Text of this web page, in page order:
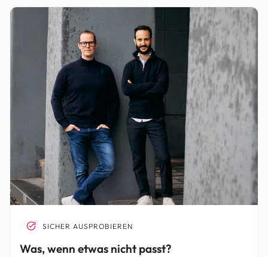
SICHER AUSPROBIEREN
Was, wenn etwas nicht passt?